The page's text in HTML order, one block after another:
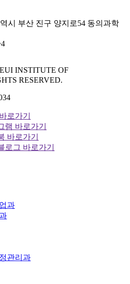
시 부산 진구 양지로54 동의과학
INSTITUTE OF
RESERVED.
로가기
램 바로가기
바로가기
로그 바로가기
과
관리과